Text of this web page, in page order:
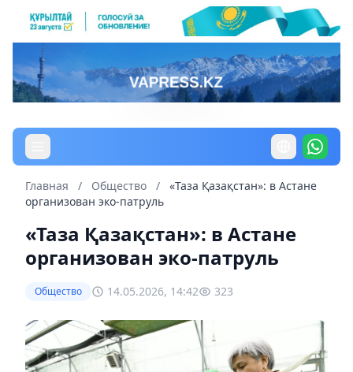
Главная / Общество /
«Таза Қазақстан»: в Астане
организован эко-патруль
«Таза Қазақстан»: в Астане
организован эко-патруль
Общество 14.05.2026, 14:42 323